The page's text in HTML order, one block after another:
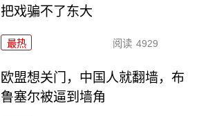
把戏骗不了东大
最热 阅读 4929
欧盟想关门，中国人就翻墙，布
鲁塞尔被逼到墙角